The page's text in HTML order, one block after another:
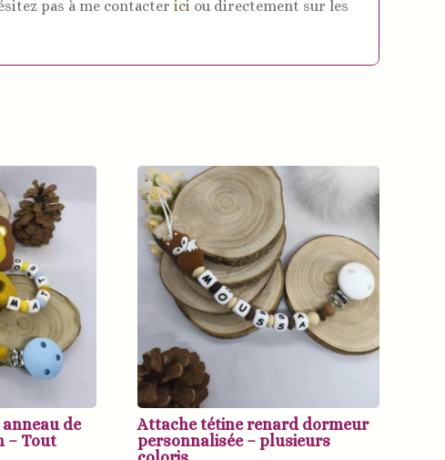
pas à me contacter ici ou directement sur les
de
– Tout
Attache tétine renard dormeur
personnalisée – plusieurs